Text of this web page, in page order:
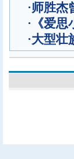
·师胜杰
· 《爱
·大型壮